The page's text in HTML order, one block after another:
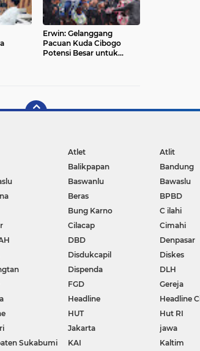
Erwin: Gelanggang
Pacuan Kuda Cibogo
Potensi Besar untuk
Atlet
Atlit
Balikpapan
Bandung
Baswanlu
Bawaslu
Beras
BPBD
Bung Karno
C ilahi
Cilacap
Cimahi
DBD
Denpasar
Disdukcapil
Diskes
Dispenda
DLH
FGD
Gereja
Headline
Headline
HUT
Hut RI
Jakarta
jawa
Sukabumi KAI Kaltim